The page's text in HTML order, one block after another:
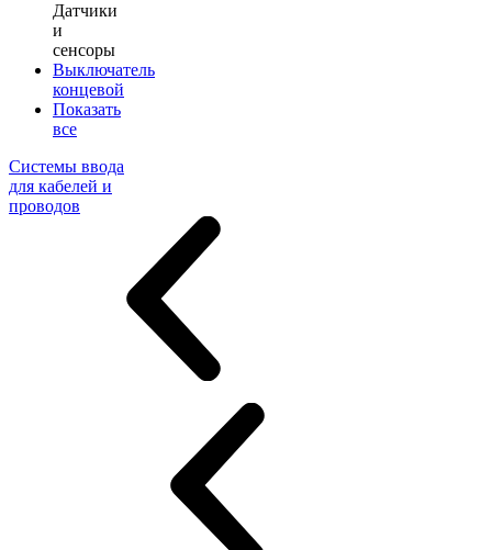
Датчики
и
сенсоры
Выключатель
концевой
Показать
все
Системы ввода
для кабелей и
проводов